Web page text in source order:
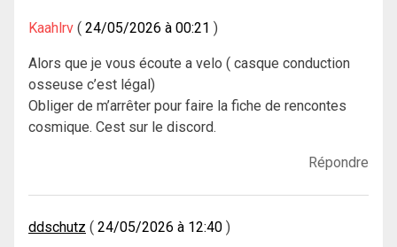
Kaahlrv 24/05/2026 à 00:21
Alors que je vous écoute a velo ( casque conduction
osseuse c’est légal)
Obliger de m’arrêter pour faire la fiche de rencontes
cosmique. Cest sur le discord.
Répondre
ddschutz 24/05/2026 à 12:40